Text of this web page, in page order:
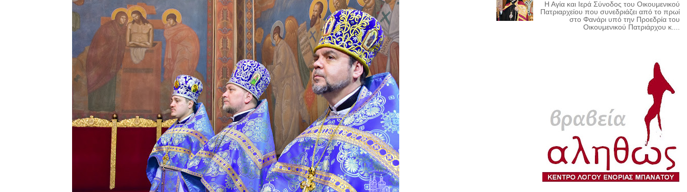
Η Αγία και Ιερά Σύνοδος του Οικουμενικού
Πατριαρχείου που συνεδριάζει από το πρωί
στο Φανάρι υπό την Προεδρία του
Οικουμενικού Πατριάρχου κ....